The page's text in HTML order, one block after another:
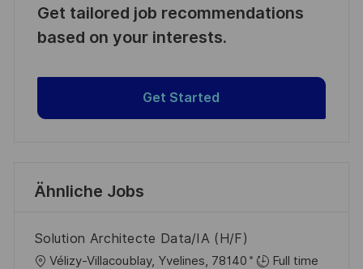
Get tailored job recommendations
based on your interests.
Get Started
Ähnliche Jobs
Solution Architecte Data/IA (H/F)
O Vélizy-Villacoublay, Yvelines, 78140
Full time